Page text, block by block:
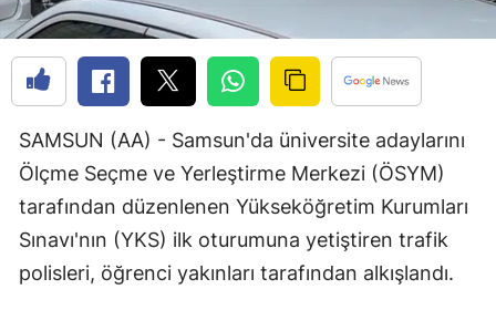
Çanakkale
Çankırı
Çorum
Denizli
Diyarbakır
SAMSUN (AA) - Samsun'da üniversite adaylarını
Ölçme Seçme ve Yerleştirme Merkezi (ÖSYM)
tarafından düzenlenen Yükseköğretim Kurumları
Sınavı'nın (YKS) ilk oturumuna yetiştiren trafik
polisleri, öğrenci yakınları tarafından alkışlandı.